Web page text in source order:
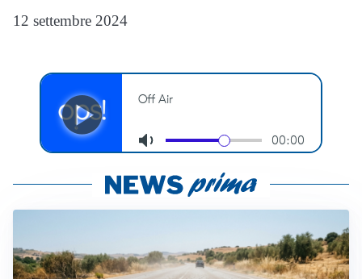
12 settembre 2024